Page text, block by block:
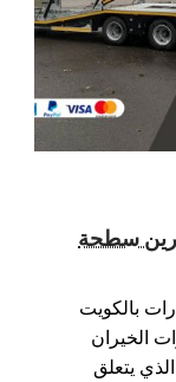
/ ونش كرين سطحة
بالكويت
الخيران
يتعلق